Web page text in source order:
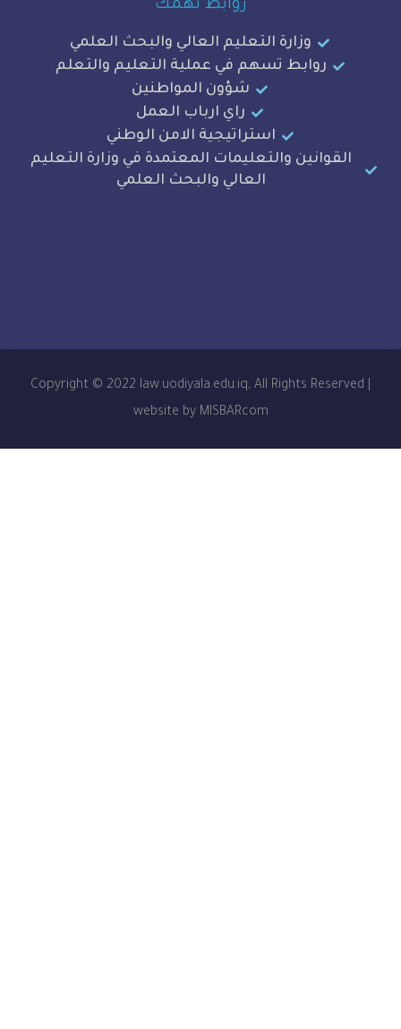
روابط تهمك
وزارة التعليم العالي والبحث العلمي
تسهم في عملية التعليم والتعلم
شؤون المواطنين
راي ارباب العمل
استراتيجية الامن الوطني
والتعليمات المعتمدة في وزارة التعليم
العالي والبحث العلمي
Copyright © 2022 law.uodiyala.edu.iq, All Rights
website by MISBARcom